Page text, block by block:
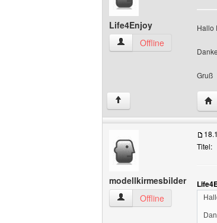
Life4Enjoy
Life4Enjoy Benutzer-Profile
Offline
Hallo
Gruß
↑
modellkirmesbilder
modellkirmesbilder
Offline
Titel: